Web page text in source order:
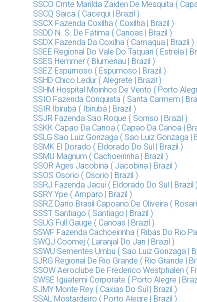
SSCO Cmte Marilda Zaiden De Mesquita (
SSCQ Saica ( Cacequi | Brazil )
SSCX Fazenda Coxilha ( Coxilha | Brazil )
SSDD N. S. De Fatima ( Canoas | Brazil )
SSDX Fazenda Da Coxilha ( Camaqua | Brazil )
SSEE Regional Do Vale Do Taquari ( Estrela |
SSES Hemmer ( Blumenau | Brazil )
SSEZ Espumoso ( Espumoso | Brazil )
SSHD Chico Ledur ( Alegrete | Brazil )
SSHM Hospital Moinhos De Vento ( Porto
SSIO Fazenda Conquista ( Santa Carmem |
SSIR Ibirubá ( Ibirubá | Brazil )
SSJR Fazenda Sao Roque ( Sorriso | Brazil )
SSKK Capao Da Canoa ( Capao Da Canoa |
SSLG Sao Luiz Gonzaga ( Sao Luiz Gonzaga |
SSMK El Dorado ( Eldorado Do Sul | Brazil )
SSMU Magnum ( Cachoeirinha | Brazil )
SSOR Ages Jacobina ( Jacobina | Brazil )
SSOS Osorio ( Osorio | Brazil )
SSRJ Fazenda Jacui ( Eldorado Do Sul | Brazil )
SSRY Ype ( Amparo | Brazil )
SSRZ Dario Brasil Capoano De Oliveira (
SSST Santiago ( Santiago | Brazil )
SSUG Full Gauge ( Canoas | Brazil )
SSWF Fazenda Cachoeirinha ( Ribas Do Rio
SWQJ Coomej ( Laranjal Do Jari | Brazil )
SSWU Sementes Umbu ( Sao Luiz Gonzaga |
SJRG Regional De Rio Grande ( Rio Grande |
SSOW Aeroclube De Frederico Westphalen (
SWSE Iguatemi Corporate ( Porto Alegre |
SJMY Monte Rey ( Caxias Do Sul | Brazil )
SSAL Mostardeiro ( Porto Alegre | Brazil )